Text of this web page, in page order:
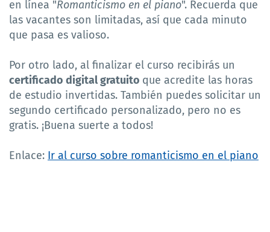
en línea "Romanticismo en el piano". Recuerda que
las vacantes son limitadas, así que cada minuto
que pasa es valioso.
Por otro lado, al finalizar el curso recibirás un
certificado digital gratuito que acredite las horas
de estudio invertidas. También puedes solicitar un
segundo certificado personalizado, pero no es
gratis. ¡Buena suerte a todos!
Enlace: Ir al curso sobre romanticismo en el piano